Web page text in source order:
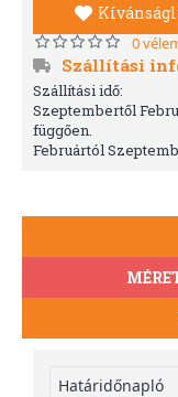
0
Szállítási
Szállítási idő:
Szeptembertől
függően.
Februártól
Határidőnapló